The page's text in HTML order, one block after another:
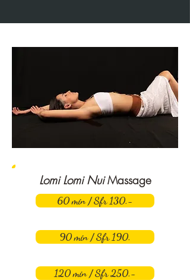
Lomi Lomi NuiMassage
60 min / Sfr 130.-
90 min / Sfr 190.
120 min / Sfr 250.-